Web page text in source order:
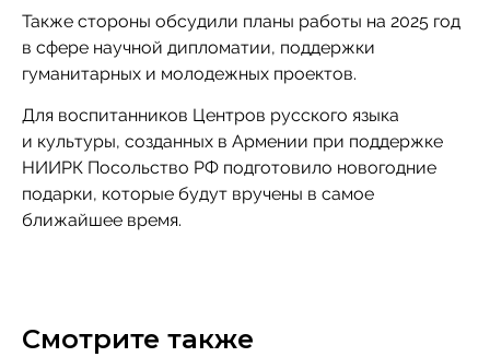
Также стороны обсудили планы работы на 2025 год
в сфере научной дипломатии, поддержки
гуманитарных и молодежных проектов.
Для воспитанников Центров русского языка
и культуры, созданных в Армении при поддержке
НИИРК Посольство РФ подготовило новогодние
подарки, которые будут вручены в самое
ближайшее время.
Смотрите также